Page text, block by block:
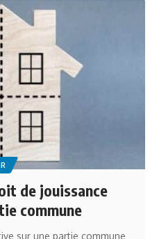
de jouissance
commune
sur une partie commune